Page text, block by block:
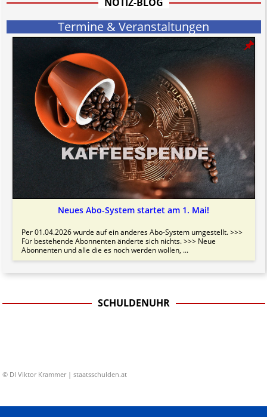
Termine & Veranstaltungen
Neues Abo-System startet am 1. Mai!
Per 01.04.2026 wurde auf ein anderes Abo-System umgestellt. >>>
Für bestehende Abonnenten änderte sich nichts. >>> Neue
Abonnenten und alle die es noch werden wollen, ...
SCHULDENUHR
© DI Viktor Krammer | staatsschulden.at